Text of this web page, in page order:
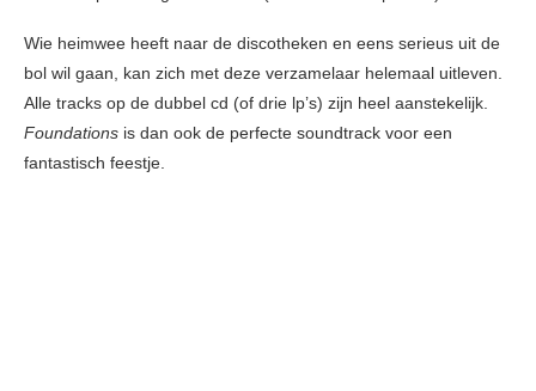
Wie heimwee heeft naar de discotheken en eens serieus uit de
bol wil gaan, kan zich met deze verzamelaar helemaal uitleven.
Alle tracks op de dubbel cd (of drie lp’s) zijn heel aanstekelijk.
Foundations is dan ook de perfecte soundtrack voor een
fantastisch feestje.